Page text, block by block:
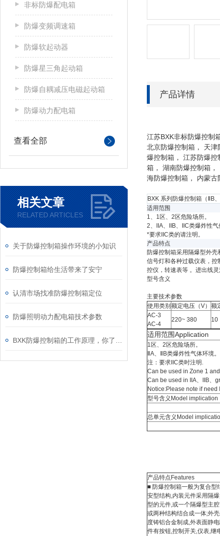
非标防爆配电箱
防爆变频调速箱
防爆软起动器
防爆星三角起动箱
防爆自耦减压电磁起动箱
防爆动力配电箱
查看全部
相关文章
RELATED ARTICLES
关于防爆控制箱操作环境的小知识
防爆控制箱给生活带来了安宁
认清市场找准防爆控制箱定位
防爆照明动力配电箱技术参数
产品详情
江苏BXK非标防爆控制
北京防爆控制箱， 天
爆控制箱， 江苏防爆
箱， 湖南防爆控制箱
海防爆控制箱， 内蒙
BXK 系列防爆控制箱（ⅡB
适用范围
1、1区、2区危险场所。
2、IIA、IIB、IIC类爆炸性
*要求IIC类的请注明。
产品特点
防爆控制箱采用隔爆型外
信号灯和各种过载仪表，
控仪，转速表等 。进出线
型号含义
主要技术参数
使用类别 额定电压（V） 额
AC-3
AC-4
220~ 380 10
适用范围Application
1区、2区危
ⅡA、ⅡB类爆炸性气体环境。
注：要求IIC类时注明.
Can be used in Zone 1
Can be used in IIA、IIB、
Notice:Please note if need
型号含义Model implication
总单元含义Model
产品特点Features
■ 防爆控制箱一般为复合
安型结构,内装元件采用
型的元件,或一个隔爆型
或两种结构结合成一体;
度铸铝合金制成,外表面
件有按钮,控制开关,仪表